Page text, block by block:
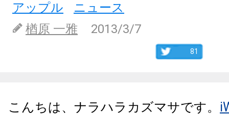
アップル
ニュース
楢原 一雅
2013/3/7
81
こんちは、ナラハラカズマサです。